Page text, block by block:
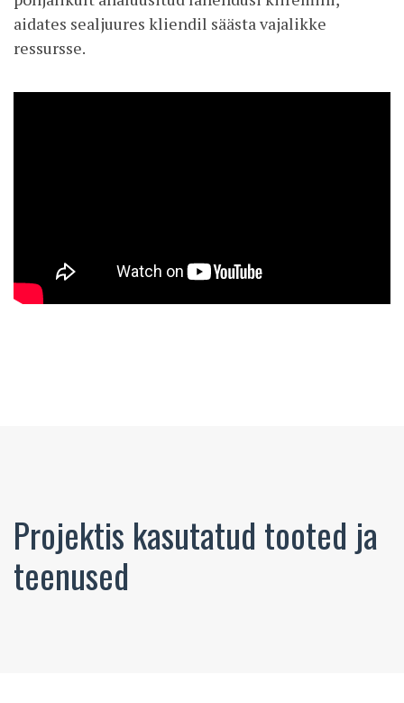
aidates sealjuures kliendil säästa vajalikke
ressursse.
Projektis kasutatud tooted ja
teenused